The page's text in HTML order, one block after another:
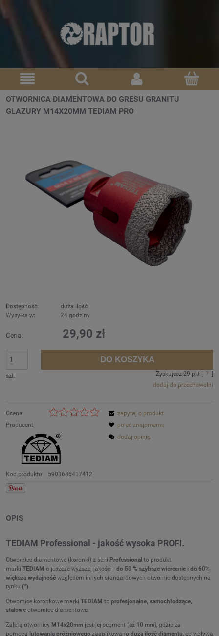
OTWORNICA DIAMENTOWA DO GRESU GRANITU
GLAZURY M14X20MM TEDIAM PRO
Dostępność:
duża ilość
Wysyłka w:
24 godziny
Cena: 29,90 zł
szt.
DO KOSZYKA
Zyskujesz 29 pkt [ ? ]
dodaj do przechowalni
Ocena:
Producent:
Kod produktu: 5903686417412
zapytaj o produkt
poleć znajomemu
dodaj opinię
OPIS
TEDIAM Professional - jakość wysoka PROFI.
Otwornice diamentowe (koronki) z serii Professional to produkt
marki TEDIAM o jeszcze wyższej jakości - do 50 % szybsze wiercenie i do 60%
większa wydajność względem innych standardowych otwornic dostępnych na
rynku (*)
Otwornice koronkowe marki TEDIAM to profesjonalne, samochłodzące,
stalowe otwornice diamentowe.
Zaletą otwornicy M14x20mm jest jej segment (aż 10 mm), gdzie za
pomocą lutowania próżniowego zaaplikowano dużą ilość diamentu , co wpływa